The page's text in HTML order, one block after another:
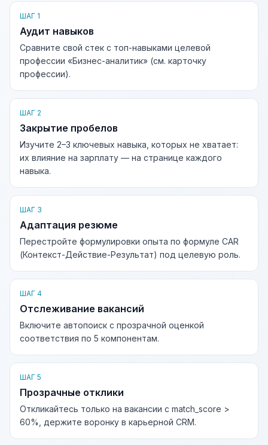
ШАГ 1
Аудит навыков
Сравните свой стек с топ-навыками целевой
профессии «Бизнес-аналитик» (см. карточку
профессии).
ШАГ 2
Закрытие пробелов
Изучите 2–3 ключевых навыка, которых не хватает:
их влияние на зарплату — на странице каждого
навыка.
ШАГ 3
Адаптация резюме
Перестройте формулировки опыта по формуле CAR
(Контекст-Действие-Результат) под целевую роль.
ШАГ 4
Отслеживание вакансий
Включите автопоиск с прозрачной оценкой
соответствия по 5 компонентам.
ШАГ 5
Прозрачные отклики
Откликайтесь только на вакансии с match_score >
60%, держите воронку в карьерной CRM.